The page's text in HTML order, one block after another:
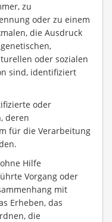
zu
oder zu einem
die Ausdruck
oder sozialen
sind, identifiziert
oder
deren
für die Verarbeitung
Hilfe
Vorgang oder
mit
Erheben, das
die